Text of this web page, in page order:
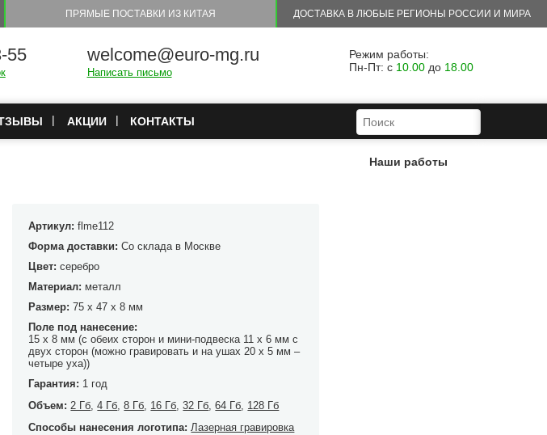
ПРЯМЫЕ ПОСТАВКИ ИЗ КИТАЯ ДОСТАВКА В ЛЮБЫЕ РЕГИОНЫ РОССИИ И МИРА
55 welcome@euro-mg.ru
Написать письмо
Режим работы:
Пн-Пт: с 10.00 до 18.00
АКЦИИ КОНТАКТЫ ФОРМА ПОИСКА
ПОИСК
Артикул:flme112
Форма доставки:Со склада в Москве
Цвет:серебро
Материал: металл
Размер:75 x 47 x 8 мм
Поле под нанесение:
15 x 8 мм (с обеих сторон и мини-подвеска 11 х 6 мм с
двух сторон (можно гравировать и на ушах 20 х 5 мм –
четыре уха))
Гарантия: 1 год
Объем: 2 Гб ,4 Гб ,8 Гб 16 Гб ,32 Гб ,64 Гб 128 Гб
Способы нанесения логотипа: Лазерная гравировка
Наши работы